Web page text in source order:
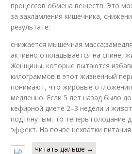
процессов обмена веществ. Это
за захламления кишечника,
результате:
снижается мышечная
активно откладывается на спине,
Женщины, которые пытаются
килограммов в этот жизненный
понимают, что жировые отложения
медленно. Если 5 лет назад было
кефирной диете 2–3 недели и
подтянутым, то теперь голодание
эффект. На почве нехватки
Читать дальше →